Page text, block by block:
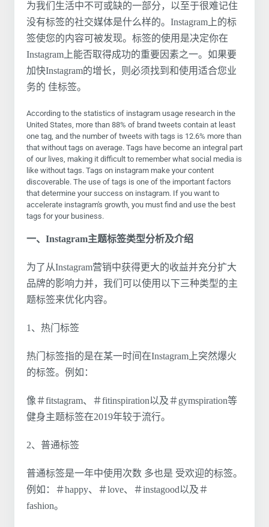
为我们生活中不可或缺的一部分，以至于很难记住
没有标签的社交媒体是什么样的。Instagram上的标
签使您的内容可被发现。标签的使用是决定你在
Instagram上能否取得成功的重要因素之一。如果要
加快Instagram的增长，则必须找到和使用适合您业
务的 佳标签。
According to the statistics of instagram usage research in the
United States, more than 88% of brand tweets contain at least
one tag, and the number of tweets with tags is 12.6% more than
that without tags on average. Tags have become an integral part
of our lives, making it difficult to remember what social media is
like without tags. Tags on instagram make your content
discoverable. The use of tags is one of the important factors
that determine your success on instagram. If you want to
accelerate instagram's growth, you must find and use the best
tags for your business.
一、Instagram主题标签类型分析及介绍
为了从Instagram营销中获得更大的收益并充分扩大
品牌的影响力并，我们可以使用以下三种类型的主
题标签来优化内容。
1、热门标签
热门标签指的是在某一时间在Instagram上突然爆火
的标签。例如：
像＃fitstagram、＃fitinspiration以及＃gymspiration等
健身主题标签在2019年较于流行。
2、普通标签
普通标签是一年中使用次数 多也是 受欢迎的标签。
例如：＃happy、＃love、＃instagood以及＃
fashion。